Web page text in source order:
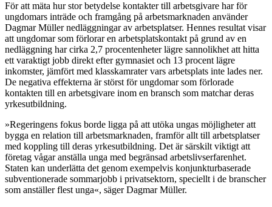
För att mäta hur stor betydelse kontakter till arbetsgivare har för
ungdomars inträde och framgång på arbetsmarknaden använder
Dagmar Müller nedläggningar av arbetsplatser. Hennes resultat visar
att ungdomar som förlorar en arbetsplatskontakt på grund av en
nedläggning har cirka 2,7 procentenheter lägre sannolikhet att hitta
ett varaktigt jobb direkt efter gymnasiet och 13 procent lägre
inkomster, jämfört med klasskamrater vars arbetsplats inte lades ner.
De negativa effekterna är störst för ungdomar som förlorade
kontakten till en arbetsgivare inom en bransch som matchar deras
yrkesutbildning.
»Regeringens fokus borde ligga på att utöka ungas möjligheter att
bygga en relation till arbetsmarknaden, framför allt till arbetsplatser
med koppling till deras yrkesutbildning. Det är särskilt viktigt att
företag vågar anställa unga med begränsad arbetslivserfarenhet.
Staten kan underlätta det genom exempelvis konjunkturbaserade
subventionerade sommarjobb i privatsektorn, speciellt i de branscher
som anställer flest unga«, säger Dagmar Müller.